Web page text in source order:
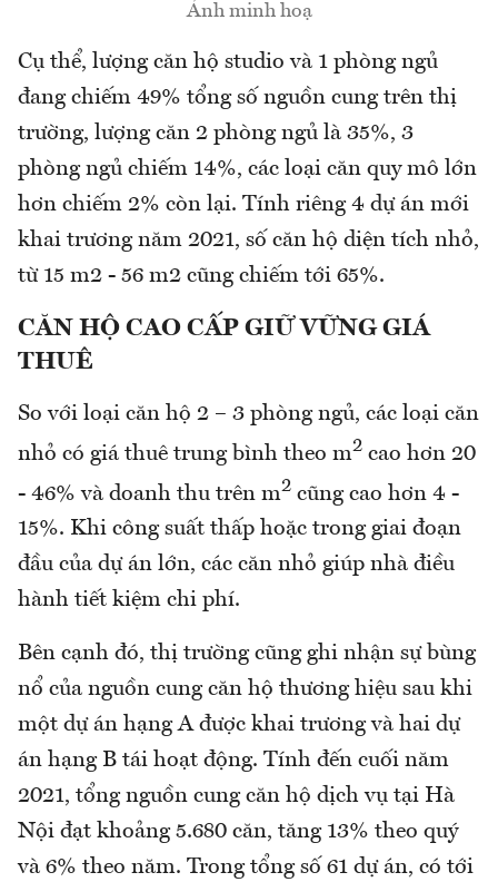
Ảnh minh hoạ
Cụ thể, lượng căn hộ studio và 1 phòng ngủ
đang chiếm 49% tổng số nguồn cung trên thị
trường, lượng căn 2 phòng ngủ là 35%, 3
phòng ngủ chiếm 14%, các loại căn quy mô lớn
hơn chiếm 2% còn lại. Tính riêng 4 dự án mới
khai trương năm 2021, số căn hộ diện tích nhỏ,
từ 15 m2 - 56 m2 cũng chiếm tới 65%.
CĂN HỘ CAO CẤP GIỮ VỮNG GIÁ
THUÊ
So với loại căn hộ 2 – 3 phòng ngủ, các loại căn
nhỏ có giá thuê trung bình theo m2 cao hơn 20
- 46% và doanh thu trên m2 cũng cao hơn 4 -
15%. Khi công suất thấp hoặc trong giai đoạn
đầu của dự án lớn, các căn nhỏ giúp nhà điều
hành tiết kiệm chi phí.
Bên cạnh đó, thị trường cũng ghi nhận sự bùng
nổ của nguồn cung căn hộ thương hiệu sau khi
một dự án hạng A được khai trương và hai dự
án hạng B tái hoạt động. Tính đến cuối năm
2021, tổng nguồn cung căn hộ dịch vụ tại Hà
Nội đạt khoảng 5.680 căn, tăng 13% theo quý
và 6% theo năm. Trong tổng số 61 dự án, có tới